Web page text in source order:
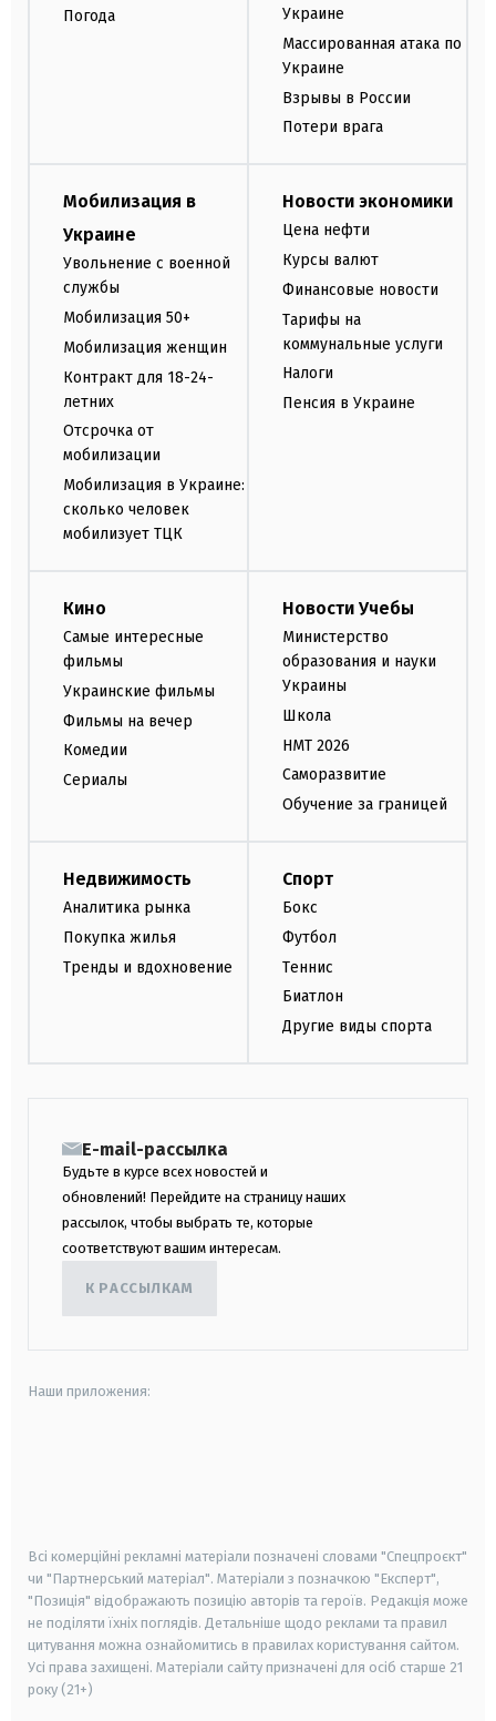
Погода
Украине
Массированная атака по
Украине
Взрывы в России
Потери врага
Мобилизация в
Украине
Увольнение с военной
службы
Мобилизация 50+
Мобилизация женщин
Контракт для 18-24-
летних
Отсрочка от
мобилизации
Мобилизация в Украине:
сколько человек
мобилизует ТЦК
Новости экономики
Цена нефти
Курсы валют
Финансовые новости
Тарифы на
коммунальные услуги
Налоги
Пенсия в Украине
Кино
Самые интересные
фильмы
Украинские фильмы
Фильмы на вечер
Комедии
Сериалы
Новости Учебы
Министерство
образования и науки
Украины
Школа
НМТ 2026
Саморазвитие
Обучение за границей
Недвижимость
Аналитика рынка
Покупка жилья
Тренды и вдохновение
Спорт
Бокс
Футбол
Теннис
Биатлон
Другие виды спорта
E-mail-рассылка
Будьте в курсе всех новостей и
обновлений! Перейдите на страницу наших
рассылок, чтобы выбрать те, которые
соответствуют вашим интересам.
К РАССЫЛКАМ
Наши приложения:
Всі комерційні рекламні матеріали позначені словами "Спецпроєкт"
чи "Партнерський матеріал". Матеріали з позначкою "Експерт",
"Позиція" відображають позицію авторів та героїв. Редакція може
не поділяти їхніх поглядів. Детальніше щодо реклами та правил
цитування можна ознайомитись в правилах користування сайтом.
Усі права захищені. Матеріали сайту призначені для осіб старше 21
року (21+)